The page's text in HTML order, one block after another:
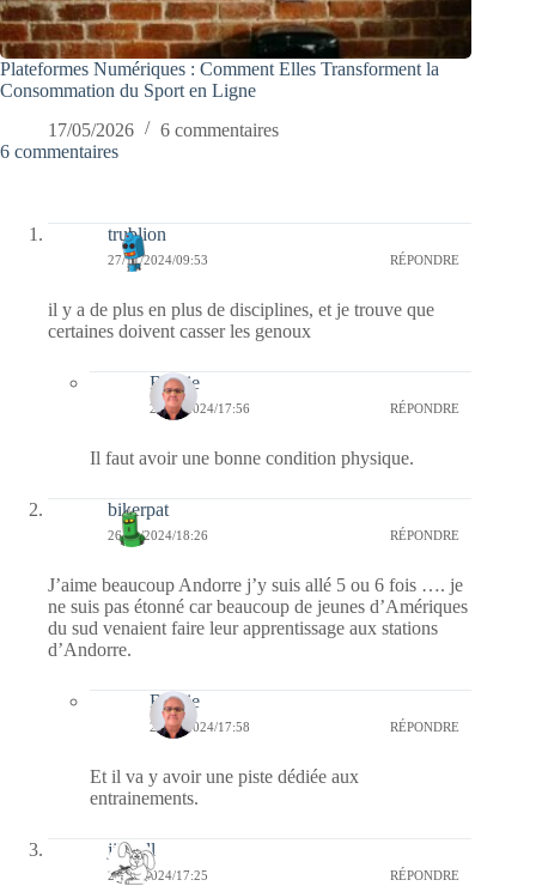
Plateformes Numériques : Comment Elles Transforment la
Consommation du Sport en Ligne
17/05/2026
6 commentaires
6 commentaires
trublion
27/11/2024/09:53 RÉPONDRE
il y a de plus en plus de disciplines, et je trouve que
certaines doivent casser les genoux
Bernie
28/11/2024/17:56 RÉPONDRE
Il faut avoir une bonne condition physique.
bikerpat
26/11/2024/18:26 RÉPONDRE
J’aime beaucoup Andorre j’y suis allé 5 ou 6 fois …. je
ne suis pas étonné car beaucoup de jeunes d’Amériques
du sud venaient faire leur apprentissage aux stations
d’Andorre.
Bernie
28/11/2024/17:58 RÉPONDRE
Et il va y avoir une piste dédiée aux
entrainements.
jill bill
26/11/2024/17:25 RÉPONDRE